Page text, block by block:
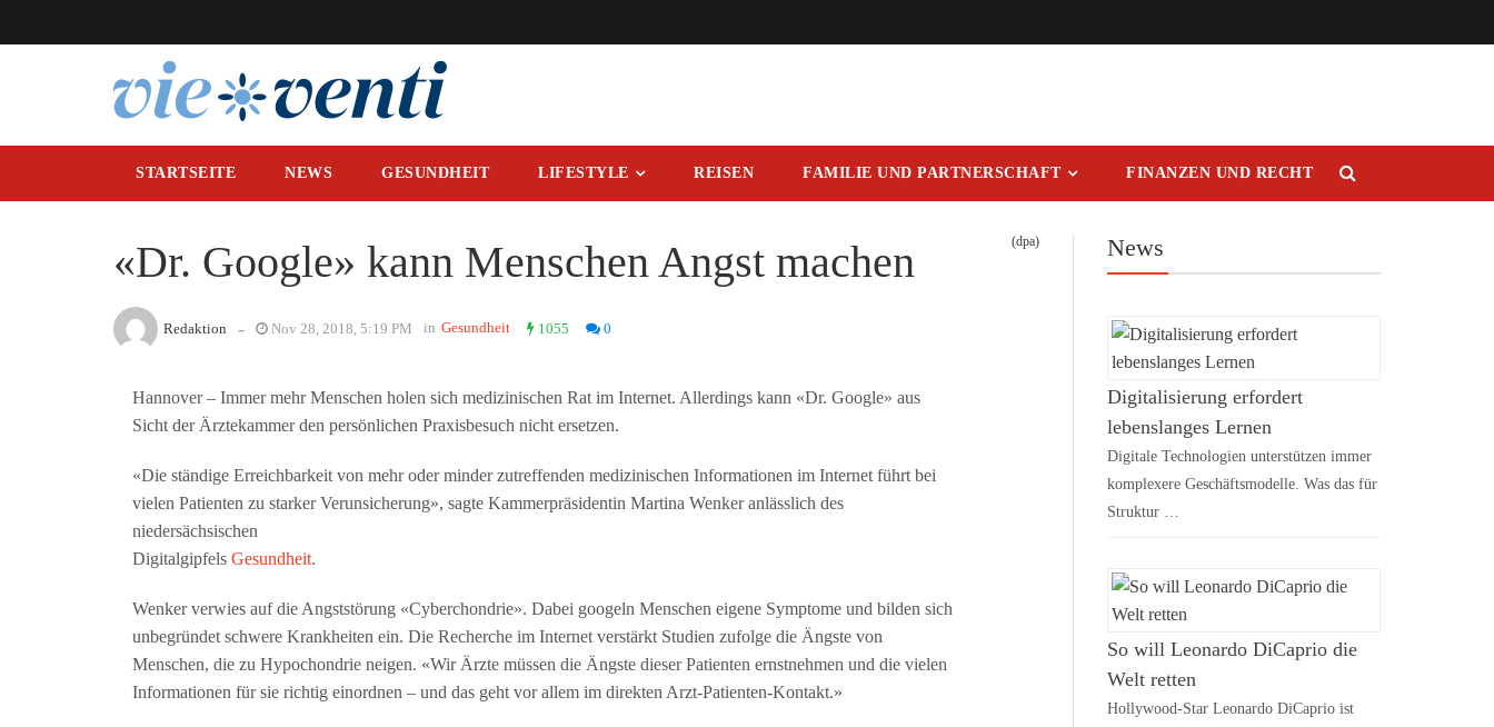
STARTSEITE NEWS GESUNDHEIT LIFESTYLE REISEN FAMILIE UND PARTNERSCHAFT FINANZEN UND RECHT
«Dr. Google» kann Menschen Angst machen (dpa)
Redaktion - Nov 28, 2018, 5:19 PM in Gesundheit 1055 0
Hannover – Immer mehr Menschen holen sich medizinischen Rat im Internet. Allerdings kann «Dr. Google» aus
Sicht der Ärztekammer den persönlichen Praxisbesuch nicht ersetzen.
«Die ständige Erreichbarkeit von mehr oder minder zutreffenden medizinischen Informationen im Internet führt bei
vielen Patienten zu starker Verunsicherung», sagte Kammerpräsidentin Martina Wenker anlässlich des
niedersächsischen
Digitalgipfels Gesundheit.
Wenker verwies auf die Angststörung «Cyberchondrie». Dabei googeln Menschen eigene Symptome und bilden sich
unbegründet schwere Krankheiten ein. Die Recherche im Internet verstärkt Studien zufolge die Ängste von
Menschen, die zu Hypochondrie neigen. «Wir Ärzte müssen die Ängste dieser Patienten ernstnehmen und die vielen
Informationen für sie richtig einordnen – und das geht vor allem im direkten Arzt-Patienten-Kontakt.»
News
Digitalisierung erfordert
lebenslanges Lernen
Digitale Technologien unterstützen immer
komplexere Geschäftsmodelle. Was das für
Struktur …
So will Leonardo DiCaprio die
Welt retten
Hollywood-Star Leonardo DiCaprio ist